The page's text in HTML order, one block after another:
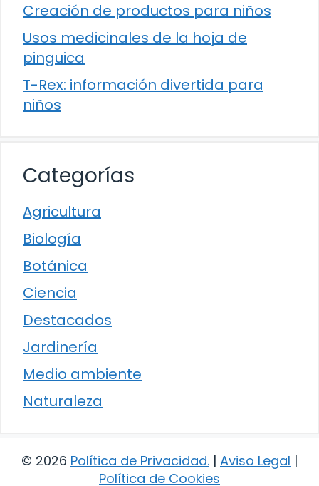
Creación de productos para niños
Usos medicinales de la hoja de
pinguica
T-Rex: información divertida para
niños
Categorías
Agricultura
Biología
Botánica
Ciencia
Destacados
Jardinería
Medio ambiente
Naturaleza
© 2026 Política de Privacidad. | Aviso Legal |
Política de Cookies